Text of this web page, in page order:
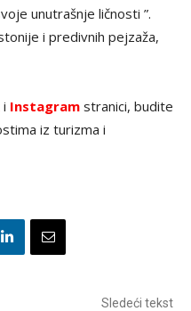
unutrašnje ličnosti ”.
i predivnih pejzaža,
i Instagram stranici, budite
iz turizma i
Sledeći tekst